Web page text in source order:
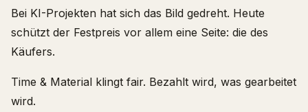
Bei KI-Projekten hat sich das Bild gedreht. Heute
schützt der Festpreis vor allem eine Seite: die des
Käufers.
Time & Material klingt fair. Bezahlt wird, was gearbeitet
wird.